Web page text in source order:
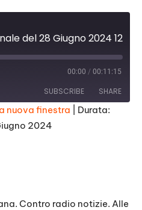
del 28 Giugno 2024 12:45
00:00 / 00:11:15
SUBSCRIBE SHARE
nuova finestra
Durata:
2024
Contro radio notizie. Alle